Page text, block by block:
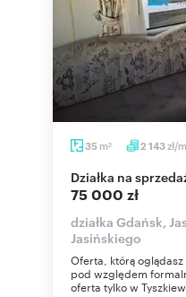
35 m2 2 143zł/m
działka na
75 000 zł
działka Gdańsk,
Jasińskiego
Oferta, którą
pod względem
oferta tylko w